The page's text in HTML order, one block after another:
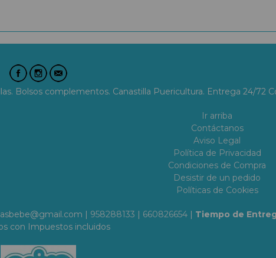
Bolsos complementos. Canastilla Puericultura. Entrega 24/72
Ir arriba
Contáctanos
Aviso Legal
Política de Privacidad
Condiciones de Compra
Desistir de un pedido
Políticas de Cookies
| 958288133 | 660826654 | Tiempo de
con Impuestos incluidos